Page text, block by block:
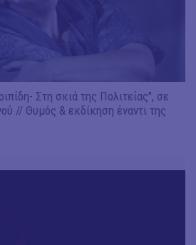
Στη σκιά της Πολιτείας", σε
// Θυμός & εκδίκηση έναντι της